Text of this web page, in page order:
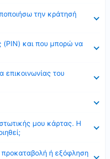
την κράτησή
(PIN) και που μπορώ να
επικοινωνίας του
μου κάρτας. Η
προκαταβολή ή εξόφληση